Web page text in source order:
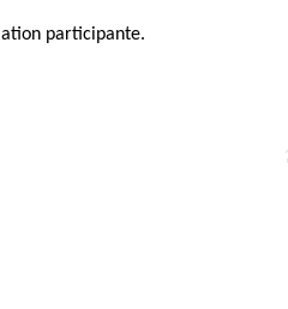
participante.